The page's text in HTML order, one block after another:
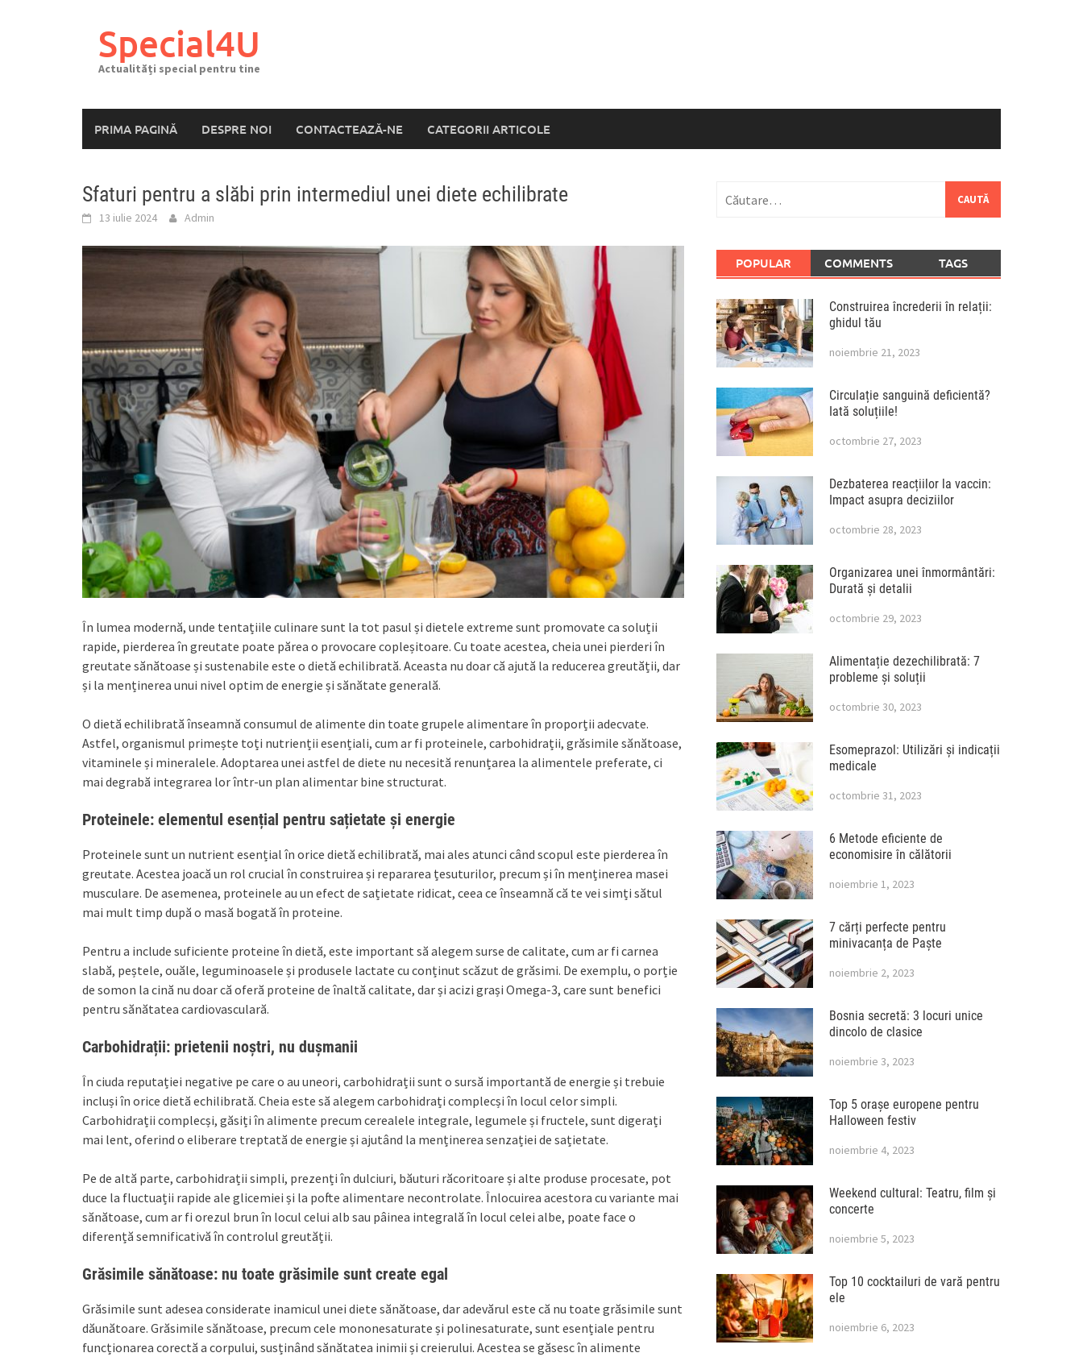
Special4U
Actualități special pentru tine
PRIMA PAGINĂ DESPRE NOI CONTACTEAZĂ-NE CATEGORII ARTICOLE
Sfaturi pentru a slăbi prin intermediul unei diete echilibrate
13 iulie 2024 Admin
În lumea modernă, unde tentațiile culinare sunt la tot pasul și dietele extreme sunt promovate ca soluții
rapide, pierderea în greutate poate părea o provocare copleșitoare. Cu toate acestea, cheia unei pierderi în
greutate sănătoase și sustenabile este o dietă echilibrată. Aceasta nu doar că ajută la reducerea greutății, dar
și la menținerea unui nivel optim de energie și sănătate generală.
O dietă echilibrată înseamnă consumul de alimente din toate grupele alimentare în proporții adecvate.
Astfel, organismul primește toți nutrienții esențiali, cum ar fi proteinele, carbohidrații, grăsimile sănătoase,
vitaminele și mineralele. Adoptarea unei astfel de diete nu necesită renunțarea la alimentele preferate, ci
mai degrabă integrarea lor într-un plan alimentar bine structurat.
Proteinele: elementul esențial pentru sațietate și energie
Proteinele sunt un nutrient esențial în orice dietă echilibrată, mai ales atunci când scopul este pierderea în
greutate. Acestea joacă un rol crucial în construirea și repararea țesuturilor, precum și în menținerea masei
musculare. De asemenea, proteinele au un efect de sațietate ridicat, ceea ce înseamnă că te vei simți sătul
mai mult timp după o masă bogată în proteine.
Pentru a include suficiente proteine în dietă, este important să alegem surse de calitate, cum ar fi carnea
slabă, peștele, ouăle, leguminoasele și produsele lactate cu conținut scăzut de grăsimi. De exemplu, o porție
de somon la cină nu doar că oferă proteine de înaltă calitate, dar și acizi grași Omega-3, care sunt benefici
pentru sănătatea cardiovasculară.
Carbohidrații: prietenii noștri, nu dușmanii
În ciuda reputației negative pe care o au uneori, carbohidrații sunt o sursă importantă de energie și trebuie
incluși în orice dietă echilibrată. Cheia este să alegem carbohidrați complecși în locul celor simpli.
Carbohidrații complecși, găsiți în alimente precum cerealele integrale, legumele și fructele, sunt digerați
mai lent, oferind o eliberare treptată de energie și ajutând la menținerea senzației de sațietate.
Pe de altă parte, carbohidrații simpli, prezenți în dulciuri, băuturi răcoritoare și alte produse procesate, pot
duce la fluctuații rapide ale glicemiei și la pofte alimentare necontrolate. Înlocuirea acestora cu variante mai
sănătoase, cum ar fi orezul brun în locul celui alb sau pâinea integrală în locul celei albe, poate face o
diferență semnificativă în controlul greutății.
Grăsimile sănătoase: nu toate grăsimile sunt create egal
Grăsimile sunt adesea considerate inamicul unei diete sănătoase, dar adevărul este că nu toate grăsimile sunt
dăunătoare. Grăsimile sănătoase, precum cele mononesaturate și polinesaturate, sunt esențiale pentru
funcționarea corectă a corpului, susținând sănătatea inimii și creierului. Acestea se găsesc în alimente
după:
POPULAR COMMENTS TAGS
Construirea încrederii în relații:
ghidul tău
noiembrie 21, 2023
Circulație sanguină deficientă?
Iată soluțiile!
octombrie 27, 2023
Dezbaterea reacțiilor la vaccin:
Impact asupra deciziilor
octombrie 28, 2023
Organizarea unei înmormântări:
Durată și detalii
octombrie 29, 2023
Alimentație dezechilibrată: 7
probleme și soluții
octombrie 30, 2023
Esomeprazol: Utilizări și indicații
medicale
octombrie 31, 2023
6 Metode eficiente de
economisire în călătorii
noiembrie 1, 2023
7 cărți perfecte pentru
minivacanța de Paște
noiembrie 2, 2023
Bosnia secretă: 3 locuri unice
dincolo de clasice
noiembrie 3, 2023
Top 5 orașe europene pentru
Halloween festiv
noiembrie 4, 2023
Weekend cultural: Teatru, film și
concerte
noiembrie 5, 2023
Top 10 cocktailuri de vară pentru
ele
noiembrie 6, 2023